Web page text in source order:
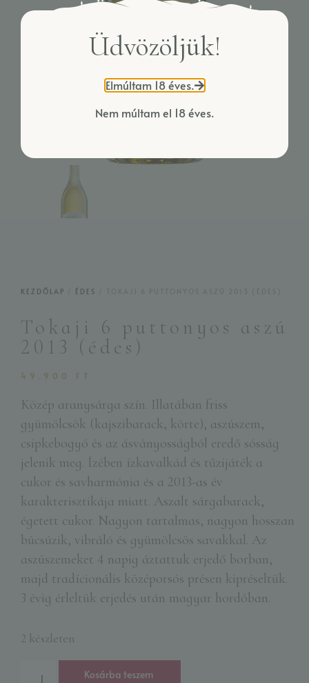
KEZDŐLAP ÉDES
Tokaji 6 puttonyos aszú
2013 (édes)
49.900 FT
Közép aranysárga szín. Illatában friss
gyümölcsök (kajszibarack, körte), aszúszem,
csipkebogyó és az ásványosságból eredő sósság
jelenik meg. Ízében ízkavalkád és tűzijáték a
cukor és savharmónia és a 2013-as év
karakterisztikája miatt. Aszalt sárgabarack,
égetett cukor. Nagyon tartalmas, nagyon hosszan
búcsúzik, vibráló és gyümölcsös savakkal. Az
aszúszemeket 4 napig áztattuk erjedő borban,
majd tradícionális középorsós présen kipréseltük.
3 évig érleltük erjedés után magyar hordóban.
2 készleten
Kosárba teszem
Üdvözöljük!
Elmúltam 18 éves.
Nem múltam el 18 éves.